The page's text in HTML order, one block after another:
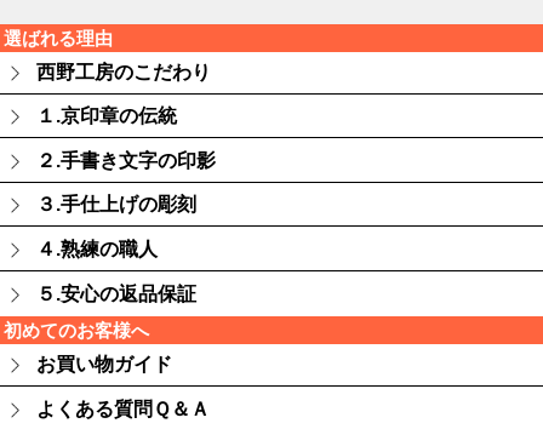
選ばれる理由
西野工房のこだわり
１.京印章の伝統
２.手書き文字の印影
３.手仕上げの彫刻
４.熟練の職人
５.安心の返品保証
初めてのお客様へ
お買い物ガイド
よくある質問Ｑ＆Ａ